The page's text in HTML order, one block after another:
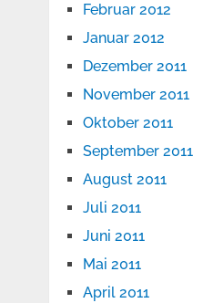
Februar 2012
Januar 2012
Dezember 2011
November 2011
Oktober 2011
September 2011
August 2011
Juli 2011
Juni 2011
Mai 2011
April 2011